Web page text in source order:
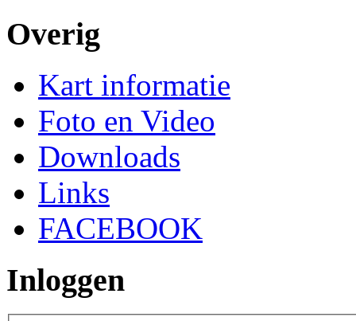
Overig
Kart informatie
Foto en Video
Downloads
Links
FACEBOOK
Inloggen